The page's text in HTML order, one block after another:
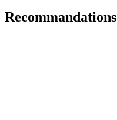
Recommandations